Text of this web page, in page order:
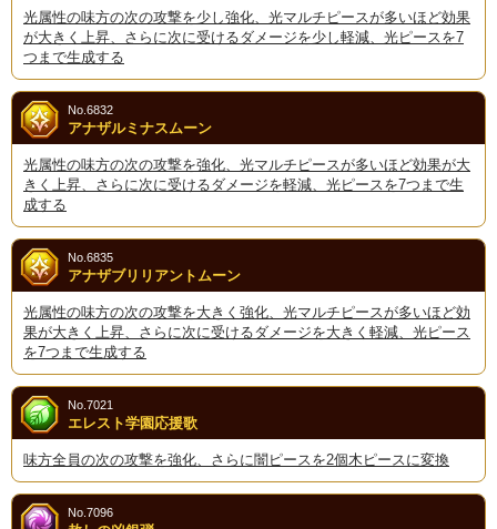
光属性の味方の次の攻撃を少し強化、光マルチピースが多いほど効果
が大きく上昇、さらに次に受けるダメージを少し軽減、光ピースを7
つまで生成する
アナザルミナスムーン
No.6832
光属性の味方の次の攻撃を強化、光マルチピースが多いほど効果が大
きく上昇、さらに次に受けるダメージを軽減、光ピースを7つまで生
成する
アナザブリリアントムーン
No.6835
光属性の味方の次の攻撃を大きく強化、光マルチピースが多いほど効
果が大きく上昇、さらに次に受けるダメージを大きく軽減、光ピース
を7つまで生成する
エレスト学園応援歌
No.7021
味方全員の次の攻撃を強化、さらに闇ピースを2個木ピースに変換
No.7096